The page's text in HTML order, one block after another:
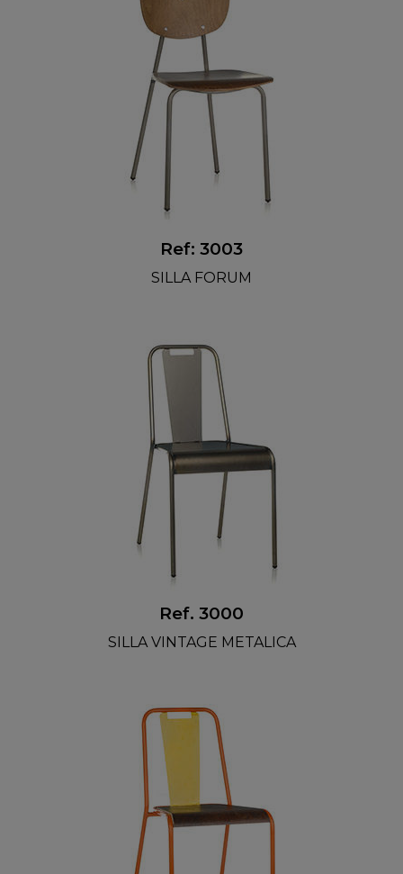
Ref: 3003
SILLA FORUM
Ref. 3000
SILLA VINTAGE METALICA